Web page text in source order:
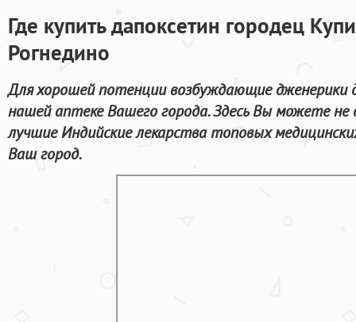
Где купить дапоксетин городец
Рогнедино
Для хорошей потенции возбуждающие дженерики
нашей аптеке Вашего города. Здесь Вы можете не
лучшие Индийские лекарства топовых
Ваш город.